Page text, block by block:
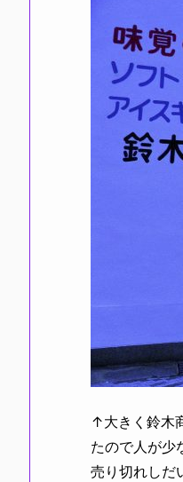
↑大きく鈴木
たので人が少
売り切れしだ